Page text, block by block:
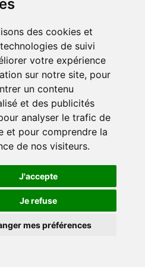
des cookies et
de suivi
votre expérience
sur notre site, pour
un contenu
et des publicités
analyser le trafic de
et pour comprendre la
de nos visiteurs.
J'accepte
Je refuse
mes préférences